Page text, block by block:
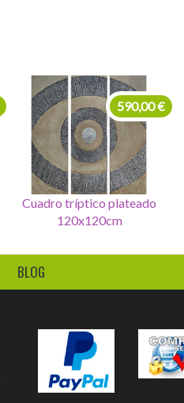
Cuadro tríptico plateado
120x120cm
590,00 €
BLOG